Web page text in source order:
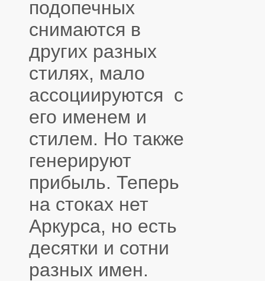
подопечных
снимаются в
других разных
стилях, мало
ассоциируются с
его именем и
стилем. Но также
генерируют
прибыль. Теперь
на стоках нет
Аркурса, но есть
десятки и сотни
разных имен.